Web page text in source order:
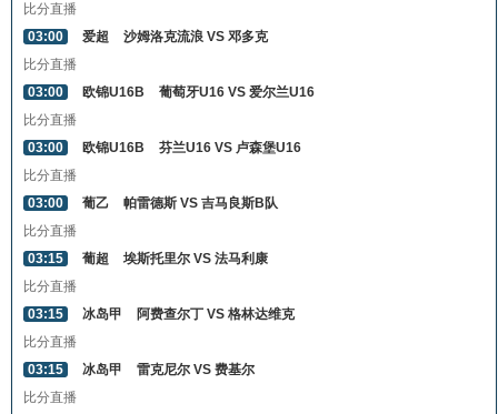
比分直播
03:00
爱超
沙姆洛克流浪 VS 邓多克
比分直播
03:00
欧锦U16B
葡萄牙U16 VS 爱尔兰U16
比分直播
03:00
欧锦U16B
芬兰U16 VS 卢森堡U16
比分直播
03:00
葡乙
帕雷德斯 VS 吉马良斯B队
比分直播
03:15
葡超
埃斯托里尔 VS 法马利康
比分直播
03:15
冰岛甲
阿费查尔丁 VS 格林达维克
比分直播
03:15
冰岛甲
雷克尼尔 VS 费基尔
比分直播